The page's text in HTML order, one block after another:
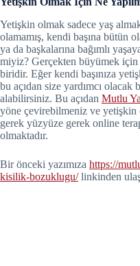
Yetişkin olmak sadece yaş
olamamış, kendi başına bütün
ya da başkalarına bağımlı
miyiz? Gerçekten büyümek
biridir. Eğer kendi başınıza
bu açıdan size yardımcı olacak
alabilirsiniz. Bu açıdan Mutlu
yöne çevirebilmeniz ve yetişkin
gerek yüzyüze gerek online
olmaktadır.
Bir önceki yazımıza https://
kisilik-bozuklugu/linkinden